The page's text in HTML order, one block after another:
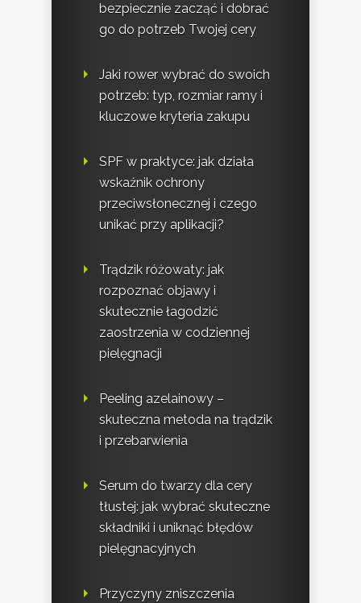
bezpiecznie zacząć i dobrać
go do potrzeb Twojej cery
Jaki rower wybrać do swoich
potrzeb: typ, rozmiar ramy i
kluczowe kryteria zakupu
SPF w praktyce: jak działa
wskaźnik ochrony
przeciwsłonecznej i czego
unikać przy aplikacji?
Trądzik różowaty: jak
rozpoznać objawy i
skutecznie łagodzić
zaostrzenia w codziennej
pielęgnacji
Peeling azelainowy –
skuteczna metoda na trądzik
i przebarwienia
Serum do twarzy dla cery
tłustej: jak wybrać skuteczne
składniki i uniknąć błędów
pielęgnacyjnych
Przyczyny zniszczenia